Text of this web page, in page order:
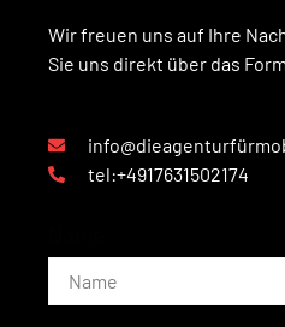
Wir freuen uns auf Ihre
Sie uns direkt über das
tel:+4917631502174